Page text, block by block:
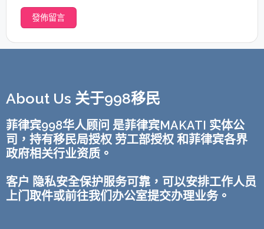
About Us 关于998移民
菲律宾998华人顾问 是菲律宾MAKATI 实体公
司，持有移民局授权 劳工部授权 和菲律宾各界
政府相关行业资质。
客户 隐私安全保护服务可靠，可以安排工作人员
上门取件或前往我们办公室提交办理业务。